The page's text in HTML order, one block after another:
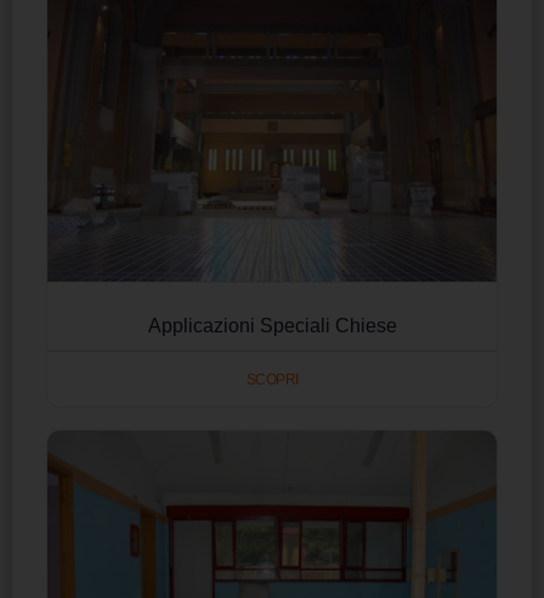
Applicazioni Speciali Chiese
SCOPRI